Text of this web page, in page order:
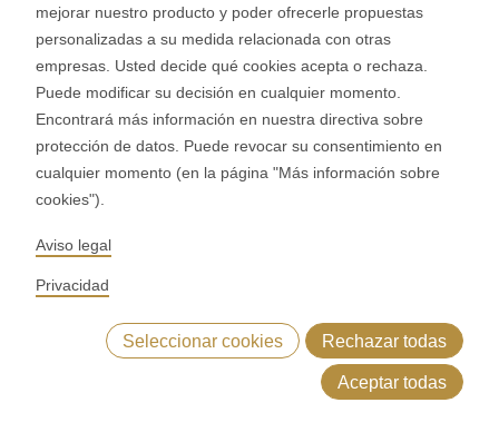
absolutamente estable y de alto rendimiento, las
veinticuatro horas del día.
Control de Procesos ASTec (APC) está redefiniendo el
control de las líneas industriales.
Contacto
ventas
¿Hemos despertado su
mejorar nuestro producto y poder ofrecerle propuestas
personalizadas a su medida relacionada con otras
empresas. Usted decide qué cookies acepta o rechaza.
Puede modificar su decisión en cualquier momento.
Encontrará más información en nuestra directiva sobre
protección de datos. Puede revocar su consentimiento en
cualquier momento (en la página "Más información sobre
cookies").
Aviso legal
Privacidad
Seleccionar cookies Rechazar todas
Aceptar todas